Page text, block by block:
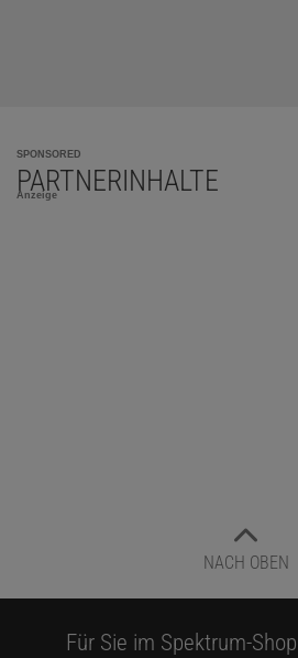
SPONSORED
PARTNERINHALTE
Anzeige
NACH OBEN
Für Sie im Spektrum-